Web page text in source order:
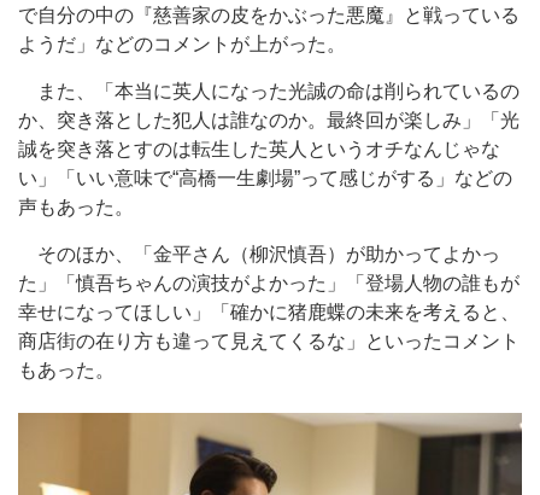
で自分の中の『慈善家の皮をかぶった悪魔』と戦っている
ようだ」などのコメントが上がった。
また、「本当に英人になった光誠の命は削られているの
か、突き落とした犯人は誰なのか。最終回が楽しみ」「光
誠を突き落とすのは転生した英人というオチなんじゃな
い」「いい意味で“高橋一生劇場”って感じがする」などの
声もあった。
そのほか、「金平さん（柳沢慎吾）が助かってよかっ
た」「慎吾ちゃんの演技がよかった」「登場人物の誰もが
幸せになってほしい」「確かに猪鹿蝶の未来を考えると、
商店街の在り方も違って見えてくるな」といったコメント
もあった。